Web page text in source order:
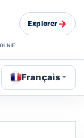
Explorer→
Français